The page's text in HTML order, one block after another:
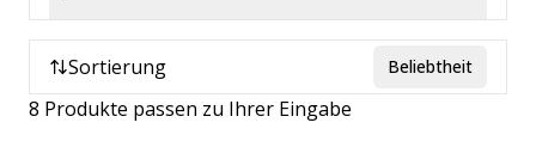
8 Produkte passen zu Ihrer Eingabe
Sortierung Beliebtheit